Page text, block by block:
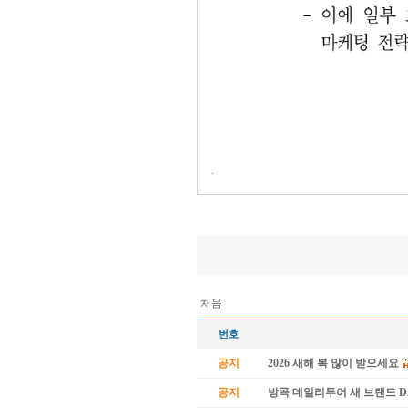
처음
번호
공지 2026 새해 복 많이 받으세요
공지 방콕 데일리투어 새 브랜드